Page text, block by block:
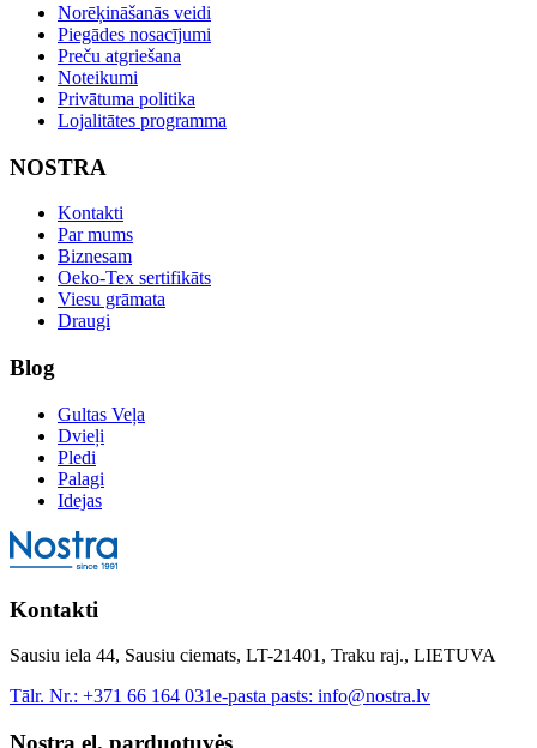
Norēķināšanās veidi
Piegādes nosacījumi
Preču atgriešana
Noteikumi
Privātuma politika
Lojalitātes programma
NOSTRA
Kontakti
Par mums
Biznesam
Oeko-Tex sertifikāts
Viesu grāmata
Draugi
Blog
Gultas Veļa
Dvieļi
Pledi
Palagi
Idejas
Kontakti
Sausiu iela 44, Sausiu ciemats, LT-21401, Traku raj., LIETUVA
Tālr. Nr.: +371 66 164 031e-pasta pasts: info@nostra.lv
Nostra el. parduotuvės